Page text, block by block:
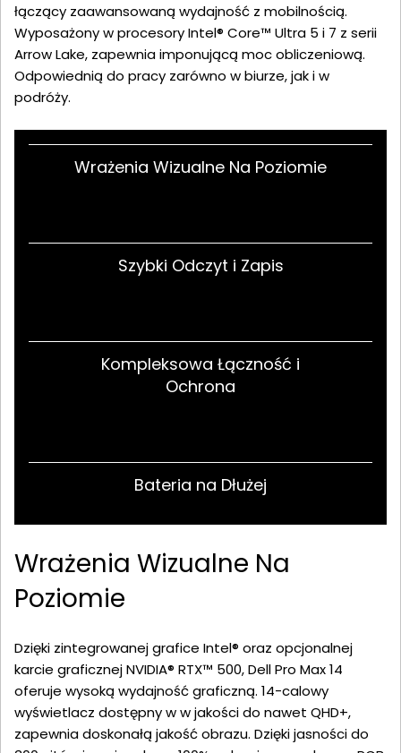
łączący zaawansowaną wydajność z mobilnością.
Wyposażony w procesory Intel® Core™ Ultra 5 i 7 z serii
Arrow Lake, zapewnia imponującą moc obliczeniową.
Odpowiednią do pracy zarówno w biurze, jak i w
podróży.
Wrażenia Wizualne Na Poziomie
Szybki Odczyt i Zapis
Kompleksowa Łączność i
Ochrona
Bateria na Dłużej
Wrażenia Wizualne Na
Poziomie
Dzięki zintegrowanej grafice Intel® oraz opcjonalnej
karcie graficznej NVIDIA® RTX™ 500, Dell Pro Max 14
oferuje wysoką wydajność graficzną. 14-calowy
wyświetlacz dostępny w w jakości do nawet QHD+,
zapewnia doskonałą jakość obrazu. Dzięki jasności do